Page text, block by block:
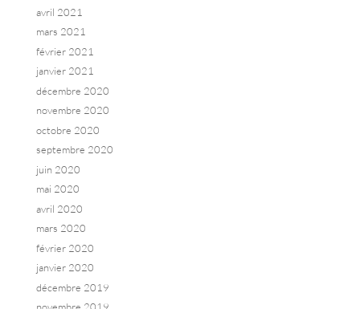
avril 2021
mars 2021
février 2021
janvier 2021
décembre 2020
novembre 2020
octobre 2020
septembre 2020
juin 2020
mai 2020
avril 2020
mars 2020
février 2020
janvier 2020
décembre 2019